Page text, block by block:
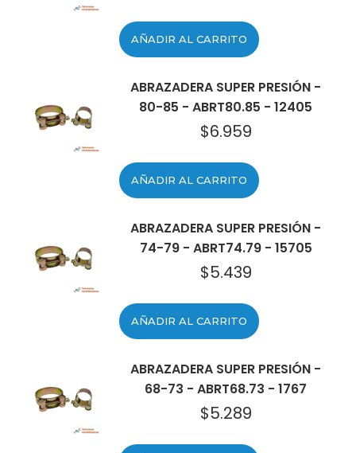
AÑADIR AL CARRITO
ABRAZADERA SUPER PRESIÓN -
80-85 - ABRT80.85 - 12405
$6.959
AÑADIR AL CARRITO
ABRAZADERA SUPER PRESIÓN -
74-79 - ABRT74.79 - 15705
$5.439
AÑADIR AL CARRITO
ABRAZADERA SUPER PRESIÓN -
68-73 - ABRT68.73 - 1767
$5.289